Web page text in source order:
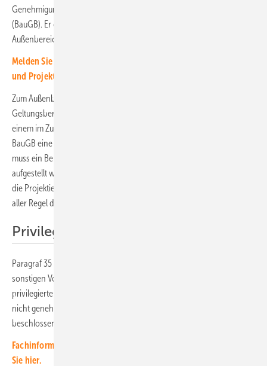
Genehmigungsverfahren abläuft, ist Paragraf 35 Baugesetzbuch
(BauGB). Er geregelt, unter welchen Voraussetzungen ein Vorhaben im
Außenbereich gebaut werden darf.
Melden Sie sich jetzt zum monatlichen Newsletter für Investoren
und Projektentwickler an!
Zum Außenbereich gehören alle Grundstücke, die weder im
Geltungsbereich eines qualifizierten Bebauungsplans liegen noch in
einem im Zusammenhang bebauten Ortsteil. Wenn über Paragraf 35
BauGB eine Zulässigkeit des Vorhabens nicht erreicht werden kann,
muss ein Bebauungsplan für die Errichtung der Photovoltaikanlage
aufgestellt werden. Da dieses Verfahren zeit- und arbeitsintensiv ist, ist
die Projektierung von Freiflächenanlagen nach Paragraf 35 BauGB in
aller Regel die bevorzugte Variante.
Privilegierte und sonstige Vorhaben
Paragraf 35 BauGB unterscheidet zwischen privilegierten und
sonstigen Vorhaben. Wenn eine Photovoltaikanlage nicht zu den
privilegierten Vorhaben zählt, ist sie in der Regel im Außenbereich
nicht genehmigungsfähig. Es muss zunächst ein Bebauungsplan
beschlossen werden.
Fachinformationen für die Geldanlage in Solarprojekten finden
Sie hier.